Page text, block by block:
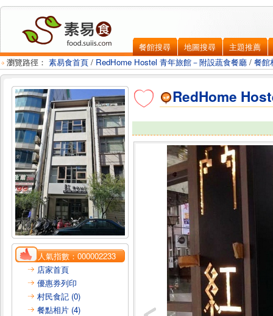
餐館搜尋 地圖搜尋
主題推薦
瀏覽路徑： 素易食首頁 / RedHome Hostel 青年旅館－附設蔬食餐廳 / 餐館
人氣指數：000002233
店家首頁
優惠券列印
村民食記 (0)
餐點相片 (4)
RedHome